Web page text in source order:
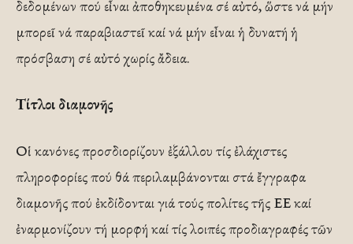
δεδομένων πού εἶναι ἀποθηκευμένα σέ αὐτό, ὥστε νά μήν
μπορεῖ νά παραβιαστεῖ καί νά μήν εἶναι ἡ δυνατή ἡ
πρόσβαση σέ αὐτό χωρίς ἄδεια.
Τίτλοι διαμονῆς
Οἱ κανόνες προσδιορίζουν ἐξάλλου τίς ἐλάχιστες
πληροφορίες πού θά περιλαμβάνονται στά ἔγγραφα
διαμονῆς πού ἐκδίδονται γιά τούς πολίτες τῆς ΕΕ καί
ἐναρμονίζουν τή μορφή καί τίς λοιπές προδιαγραφές τῶν